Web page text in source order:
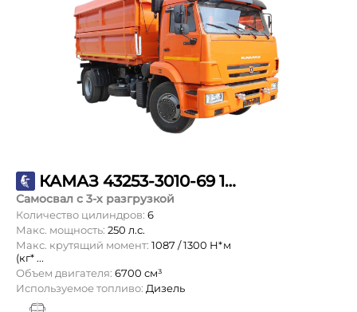
КАМАЗ 43253-3010-69 18м3
Самосвал с 3-х разгрузкой
Количество цилиндров: 6
Макс. мощность: 250 л.с.
Макс. крутящий момент: 1087 / 1300 Н*м
(кг* ...
Объем двигателя: 6700 см³
Используемое топливо: Дизель